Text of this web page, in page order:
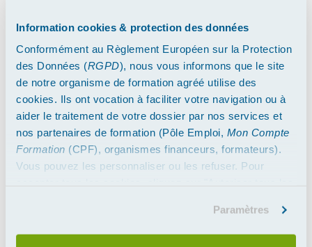
Information cookies & protection des données
Conformément au Règlement Européen sur la Protection
des Données (RGPD), nous vous informons que le site
de notre organisme de formation agréé utilise des
cookies. Ils ont vocation à faciliter votre navigation ou à
aider le traitement de votre dossier par nos services et
nos partenaires de formation (Pôle Emploi, Mon Compte
Formation (CPF), organismes financeurs, formateurs).
Vous pouvez les personnaliser ou les refuser. Pour
Paramètres
(ex-Pôle Emploi), votreOPCO, et de nombreux autres
organismes... A défaut de droits à la formation, vous pouvez
la régler par carte bancaire ou par virement bancaire après
confirmation de votre inscription.
Contacter nos Conseillers
Objectifs de la formation
Gérer un débit de boissons en conformité avec la
boissons